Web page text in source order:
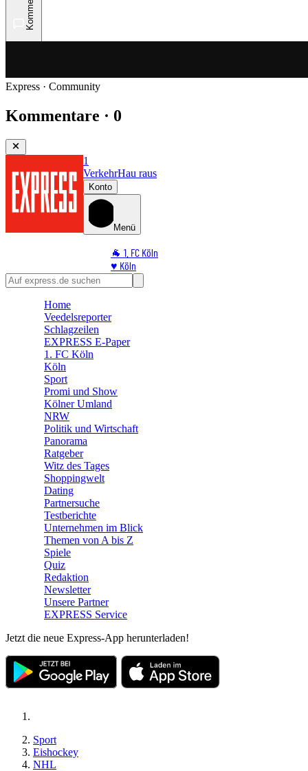
Express · Community
Kommentare · 0
1
VerkehrHau raus
Konto
Menü
🐐 1. FC Köln
♥️ Köln
⭐ Promi
🛒 Shoppingwelt
Home
Veedelsreporter
Schlagzeilen
EXPRESS E-Paper
1. FC Köln
Köln
Sport
Promi und Show
Kölner Umland
NRW
Politik und Wirtschaft
Panorama
Ratgeber
Witz des Tages
Shoppingwelt
Dating
Partnersuche
Testberichte
Unternehmen im Blick
Themen von A bis Z
Spiele
Quiz
Redaktion
Newsletter
Unsere Partner
EXPRESS Service
Jetzt die neue Express-App herunterladen!
Sport
Eishockey
NHL